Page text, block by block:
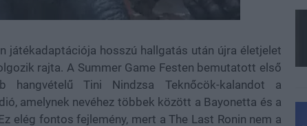
játékadaptációja hosszú hallgatás után újra életjelet
rajta. A Summer Game Festen bemutatott első
Tini Nindzsa Teknőcök-kalandot a
amelynek nevéhez többek között a Bayonetta és a
elég fontos fejlemény, mert a The Last Ronin nem a